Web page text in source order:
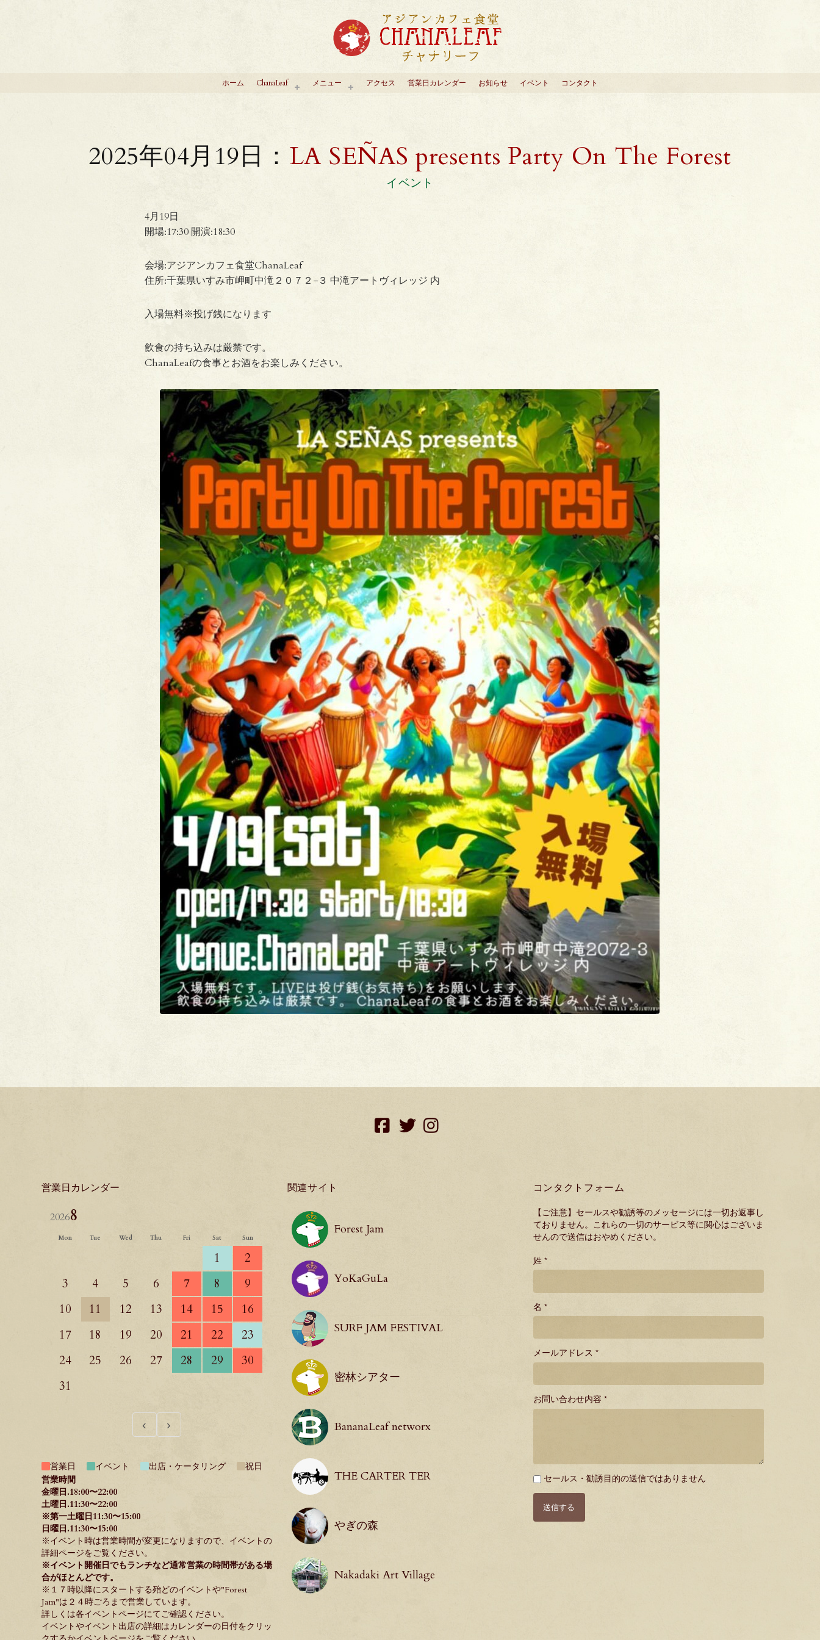
ホーム ChanaLeaf メニュー アクセス 営業日カレンダー お知らせ イベント コンタクト
2025年04月19日： LA SEÑAS presents Party On The Forest
イベント
4月19日
開場:17:30 開演:18:30
会場:アジアンカフェ食堂ChanaLeaf
住所:千葉県いすみ市岬町中滝２０７２−３ 中滝アートヴィレッジ 内
入場無料※投げ銭になります
飲食の持ち込みは厳禁です。
ChanaLeafの食事とお酒をお楽しみください。
営業日カレンダー
20268
Mon Tue Wed Thu Fri Sat Sun
1
2
3
4 5 6 7 8
9
10
11 12 13 14 15
16
17
18 19 20 21 22
23
24
25 26 27 28 29
30
31
‹ ›
営業日 イベント 出店・ケータリング
祝日
営業時間
金曜日.18:00〜22:00
土曜日.11:30〜22:00
※第一土曜日11:30〜15:00
日曜日.11:30〜15:00
※イベント時は営業時間が変更になりますので、イベントの
詳細ページをご覧ください。
※イベント開催日でもランチなど通常営業の時間帯がある場
合がほとんどです。
※１７時以降にスタートする殆どのイベントや"Forest
Jam"は２４時ごろまで営業しています。
詳しくは各イベントページにてご確認ください。
イベントやイベント出店の詳細はカレンダーの日付をクリッ
関連サイト
Forest Jam
YoKaGuLa
SURF JAM FESTIVAL
密林シアター
BananaLeaf networx
THE CARTER TER
やぎの森
Nakadaki Art Village
コンタクトフォーム
【ご注意】セールスや勧誘等のメッセージには一切お返事し
ておりません。これらの一切のサービス等に関心はございま
せんので送信はおやめください。
姓 *
名 *
メールアドレス *
お問い合わせ内容 *
必 セールス・勧誘目的の送信ではありません
送信する